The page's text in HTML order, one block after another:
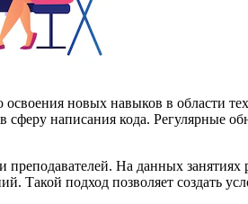
новых навыков в области
написания кода. Регулярные
На данных
Такой подход позволяет создать